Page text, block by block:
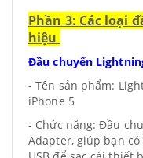
Phần 3: Các loại
hiệu
Đầu chuyển
- Tên sản phẩm:
iPhone 5
- Chức năng: Đầu
Adapter, giúp bạn